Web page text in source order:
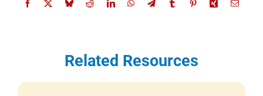
Related Resources